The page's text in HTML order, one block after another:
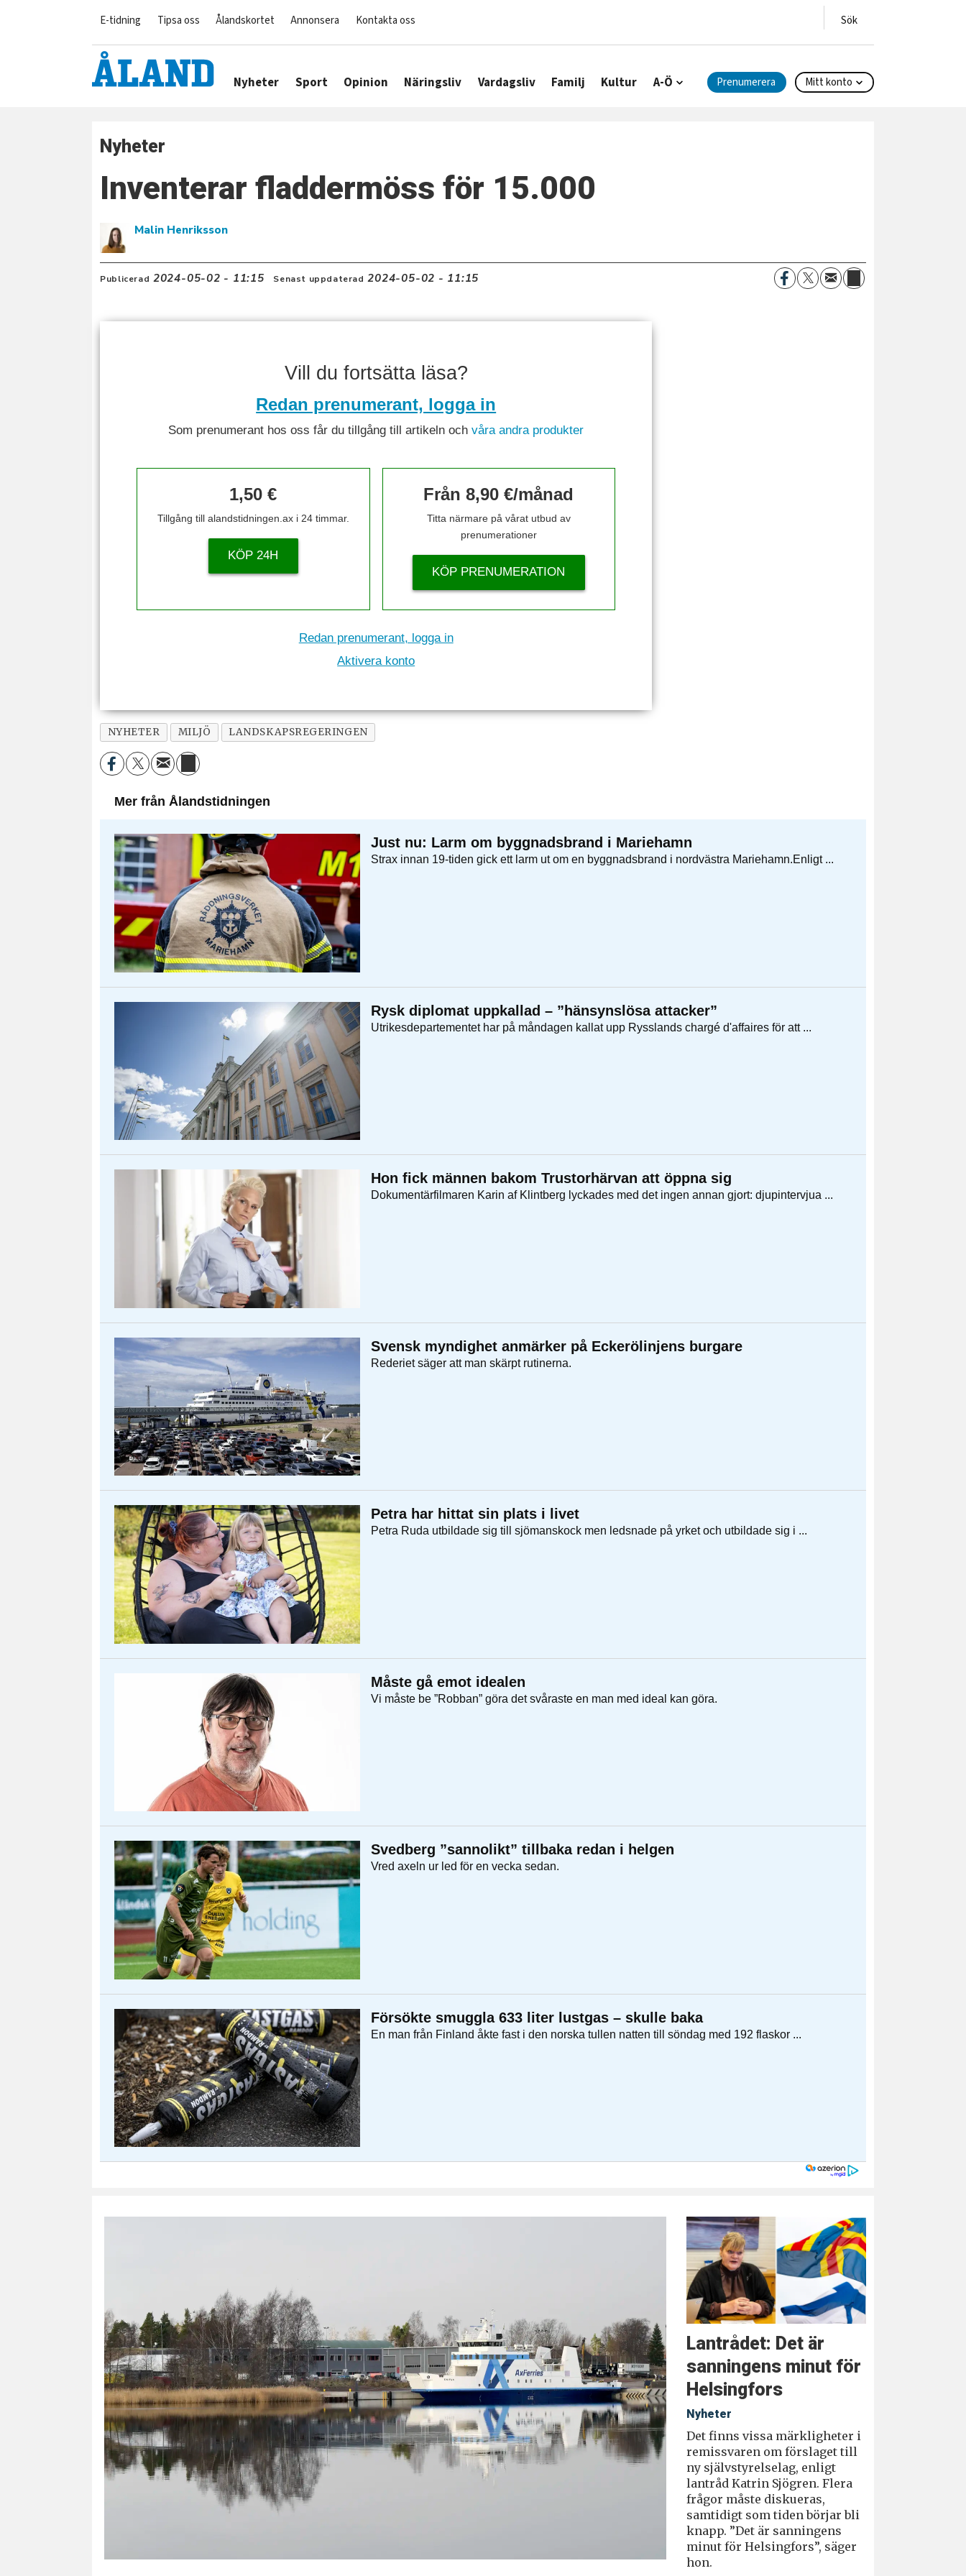
E-tidning Tipsa oss Ålandskortet Annonsera Kontakta oss
Nyheter Sport Opinion Näringsliv Vardagsliv Familj Kultur A-Ö Prenumerera Mitt konto
Nyheter
Inventerar fladdermöss för 15.000
Malin Henriksson
Publicerad 2024-05-02 - 11:15 Senast uppdaterad 2024-05-02 - 11:15
Vill du fortsätta läsa?
Redan prenumerant, logga in
Som prenumerant hos oss får du tillgång till artikeln ochvåra andra produkter
1,50 €
Tillgång till alandstidningen.ax i 24 timmar.
KÖP 24H
Från 8,90 €/månad
Titta närmare på vårat utbud av
prenumerationer
KÖP PRENUMERATION
Redan prenumerant, logga in
Aktivera konto
NYHETER MILJÖ LANDSKAPSREGERINGEN
Lantrådet: Det är
sanningens minut för
Helsingfors
Nyheter
Det finns vissa märkligheter i
remissvaren om förslaget till
ny självstyrelselag, enligt
lantråd Katrin Sjögren. Flera
frågor måste diskueras,
samtidigt som tiden börjar bli
knapp. ”Det är sanningens
minut för Helsingfors”, säger
hon.